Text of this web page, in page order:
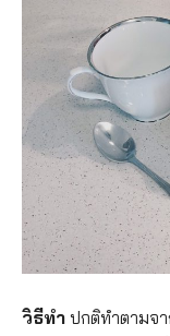
วิธีทำ ปกติทำตามจ